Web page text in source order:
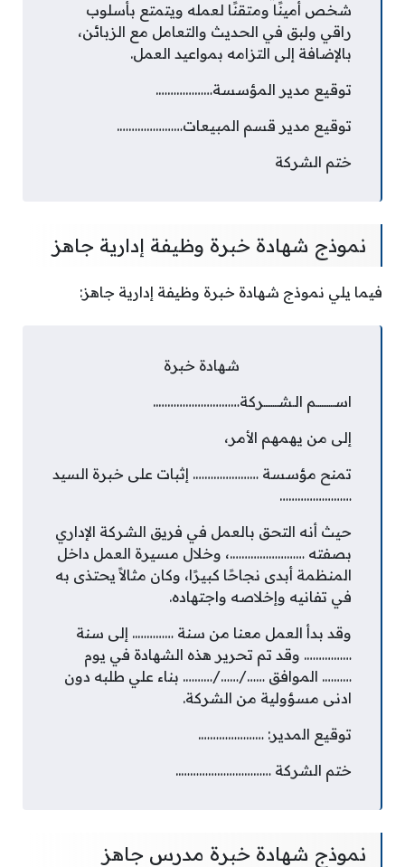
شخص أمينًا ومتقنًا لعمله ويتمتع بأسلوب
راقي ولبق في الحديث والتعامل مع الزبائن،
بالإضافة إلى التزامه بمواعيد العمل.
توقيع مدير المؤسسة……………….
توقيع مدير قسم المبيعات………………….
ختم الشركة
نموذج شهادة خبرة وظيفة إدارية جاهز
فيما يلي نموذج شهادة خبرة وظيفة إدارية جاهز:
شهادة خبرة
اســــــــــم الـشــــــــركة………………………..
إلى من يهمهم الأمر،
تمنح مؤسسة …………………. إثبات على خبرة السيد
……………………
حيث أنه التحق بالعمل في فريق الشركة الإداري
بصفته …………………….، وخلال مسيرة العمل داخل
المنظمة أبدى نجاحًا كبيرًا، وكان مثالاً يحتذى به
في تفانيه وإخلاصه واجتهاده.
وقد بدأ العمل معنا من سنة ………….. إلى سنة
……………. وقد تم تحرير هذه الشهادة في يوم
………. الموافق ……/……/………. بناء علي طلبه دون
ادنى مسؤولية من الشركة.
توقيع المدير: ………………….
ختم الشركة …………………………..
نموذج شهادة خبرة مدرس جاهز